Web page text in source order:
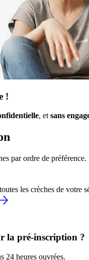
!
, et sans
par ordre de préférence.
les crèches de votre
la pré-inscription ?
24 heures ouvrées.